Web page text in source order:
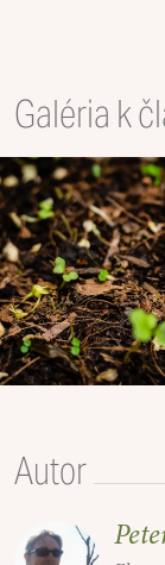
Galéria k
Autor